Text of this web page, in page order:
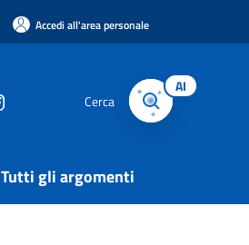
Accedi all'area personale
Cerca
AI
Tutti gli argomenti